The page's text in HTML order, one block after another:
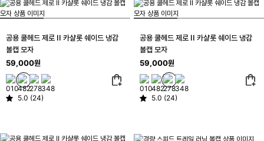
공용 쿨헤드 제로 II 카샬롯 쉐이드 냉감
볼캡 모자
59,000원
5.0 (24)
공용 쿨헤드 제로 II 카샬롯 쉐이드 냉감
볼캡 모자
59,000원
5.0 (24)